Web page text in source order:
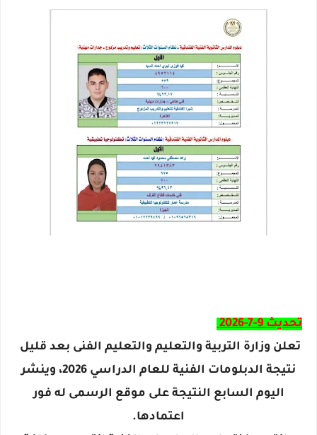
تحديث 9-7-2026
تعلن وزارة التربية والتعليم والتعليم الفنى بعد قليل
نتيجة الدبلومات الفنية للعام الدراسي 2026، وينشر
اليوم السابع النتيجة على موقع الرسمى له فور
اعتمادها.